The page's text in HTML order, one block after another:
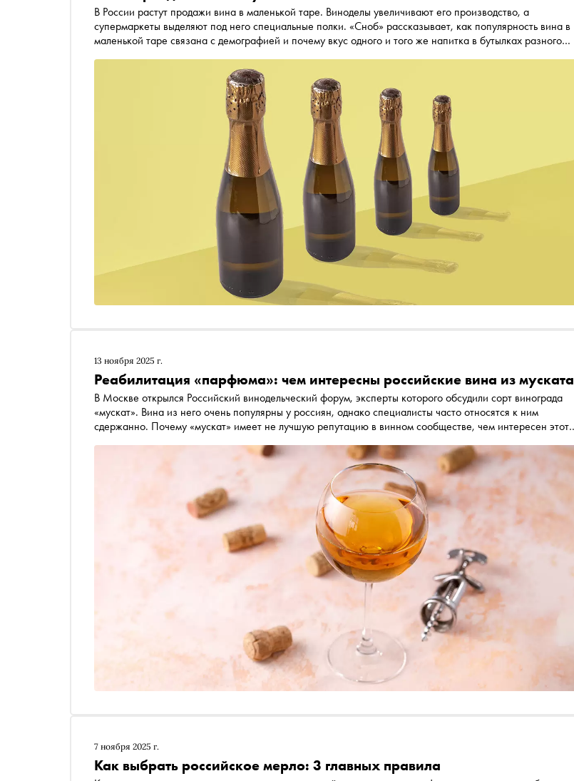
В России растут продажи вина в маленькой таре. Виноделы увеличивают его производство, а
супермаркеты выделяют под него специальные полки. «Сноб» рассказывает, как популярность вина в
маленькой таре связана с демографией и почему вкус одного и того же напитка в бутылках разного
13 ноября 2025 г.
Реабилитация «парфюма»: чем интересны российские вина из муската
В Москве открылся Российский винодельческий форум, эксперты которого обсудили сорт винограда
«мускат». Вина из него очень популярны у россиян, однако специалисты часто относятся к ним
сдержанно. Почему «мускат» имеет не лучшую репутацию в винном сообществе, чем интересен этот
7 ноября 2025 г.
Как выбрать российское мерло: 3 главных правила